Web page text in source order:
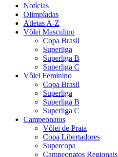
Notícias
Olimpíadas
Atletas A-Z
Vôlei Masculino
Copa Brasil
Superliga
Superliga B
Superliga C
Vôlei Feminino
Copa Brasil
Superliga
Superliga B
Superliga C
Campeonatos
Vôlei de Praia
Copa Libertadores
Supercopa
Campeonatos Regionais